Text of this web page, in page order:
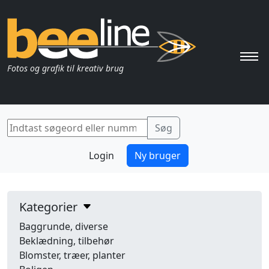
Fotos og grafik til kreativ brug
Login Ny bruger
Kategorier
Baggrunde, diverse
Beklædning, tilbehør
Blomster, træer, planter